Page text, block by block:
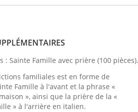
: Sainte Famille avec prière (100 pièces).
familiales est en forme de
Famille à l'avant et la phrase «
», ainsi que la prière de la «
» à l'arrière en italien.